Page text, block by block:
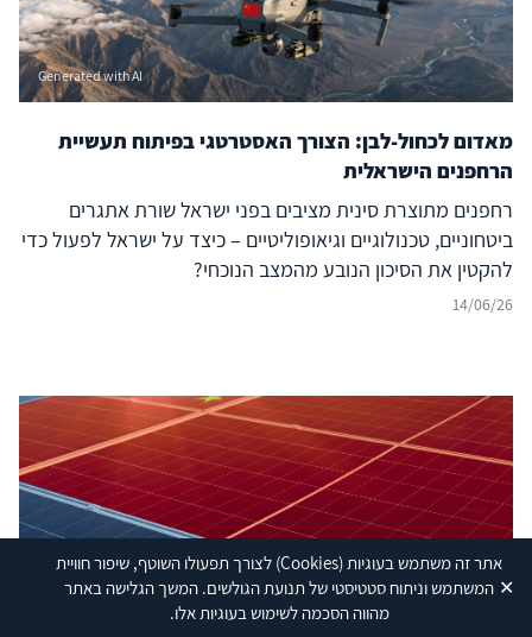
אתר זה משתמש בעוגיות(Cookies) לצורך תפעולו השוטף, שיפור חוויית
המשתמש וניתוח סטטיסטי של תנועת הגולשים. המשך הגלישה באתר
מהווה הסכמה לשימוש בעוגיות אלו.
✕
Generated with AI
מאדום לכחול-לבן: הצורך האסטרטגי בפיתוח תעשיית
הרחפנים הישראלית
רחפנים מתוצרת סינית מציבים בפני ישראל שורת אתגרים
ביטחוניים, טכנולוגיים וגיאופוליטיים – כיצד על ישראל לפעול כדי
להקטין את הסיכון הנובע מהמצב הנוכחי?
14/06/26
Shutterstock